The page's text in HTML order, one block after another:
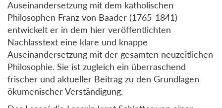
Auseinandersetzung mit dem katholischen
Philosophen Franz von Baader (1765-1841)
entwickelt er in dem hier veröffentlichten
Nachlasstext eine klare und knappe
Auseinandersetzung mit der gesamten neuzeitlichen
Philosophie. Sie ist zugleich ein überraschend
frischer und aktueller Beitrag zu den Grundlagen
ökumenischer Verständigung.